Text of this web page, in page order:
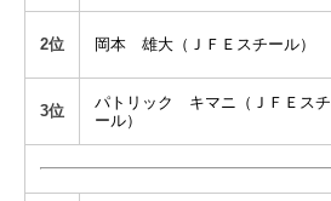
2位 岡本 雄大（ＪＦＥスチール）
3位
パトリック キマニ（ＪＦＥスチ
ール）